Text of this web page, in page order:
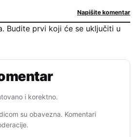
Napišite komentar
Budite prvi koji će se uključiti u
i korektno.
su obavezna. Komentari